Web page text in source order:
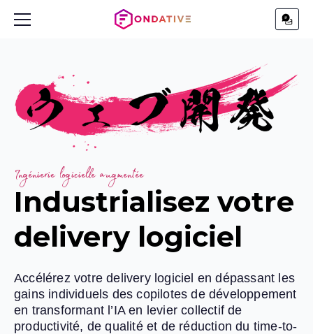
Ingénierie logicielle augmentée
Industrialisez votre
delivery logiciel
Accélérez votre delivery logiciel en dépassant les
gains individuels des copilotes de développement
en transformant l’IA en levier collectif de
productivité, de qualité et de réduction du time-to-